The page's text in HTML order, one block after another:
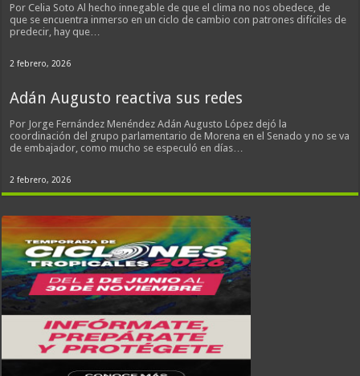
Por Celia Soto Al hecho innegable de que el clima no nos obedece, de
que se encuentra inmerso en un ciclo de cambio con patrones difíciles de
predecir, hay que…
2 febrero, 2026
Adán Augusto reactiva sus redes
Por Jorge Fernández Menéndez Adán Augusto López dejó la
coordinación del grupo parlamentario de Morena en el Senado y no se va
de embajador, como mucho se especuló en días…
2 febrero, 2026